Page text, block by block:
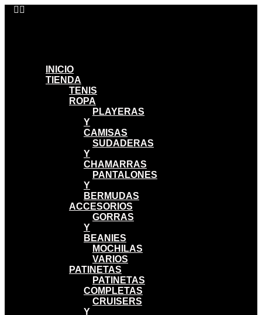
INICIO
TIENDA
TENIS
ROPA
PLAYERAS
Y
CAMISAS
SUDADERAS
Y
CHAMARRAS
PANTALONES
Y
BERMUDAS
ACCESORIOS
GORRAS
Y
BEANIES
MOCHILAS
VARIOS
PATINETAS
PATINETAS
COMPLETAS
CRUISERS
Y